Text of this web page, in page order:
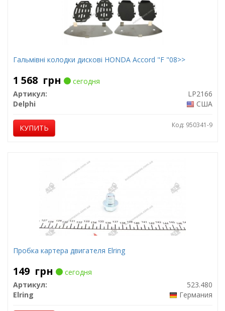
Гальмівні колодки дискові HONDA Accord "F "08>>
1 568 грн
сегодня
Артикул:
LP2166
Delphi
США
КУПИТЬ Код: 950341-9
Пробка картера двигателя Elring
149 грн
сегодня
Артикул:
523.480
Elring
Германия